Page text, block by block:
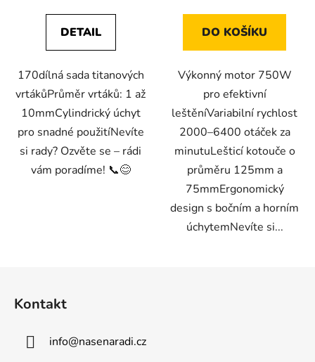
DETAIL
170dílná sada titanových
vrtákůPrůměr vrtáků: 1 až
10mmCylindrický úchyt
pro snadné použitíNevíte
si rady? Ozvěte se – rádi
vám poradíme! 📞😊
DO KOŠÍKU
Výkonný motor 750W
pro efektivní
leštěníVariabilní rychlost
2000–6400 otáček za
minutuLešticí kotouče o
průměru 125mm a
75mmErgonomický
design s bočním a horním
úchytemNevíte si...
Kontakt
info@nasenaradi.cz